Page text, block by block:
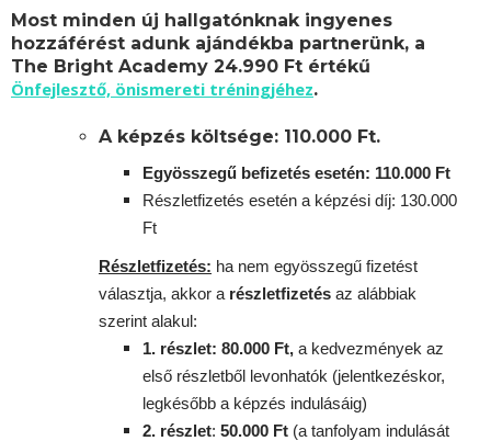
Most minden új hallgatónknak ingyenes
hozzáférést adunk ajándékba partnerünk, a
The Bright Academy 24.990 Ft értékű
Önfejlesztő, önismereti tréningjéhez.
A képzés költsége: 110.000 Ft.
Egyösszegű befizetés esetén: 110.000 Ft
Részletfizetés esetén a képzési díj: 130.000
Ft
Részletfizetés: ha nem egyösszegű fizetést
választja, akkor a részletfizetés az alábbiak
szerint alakul:
1. részlet: 80.000 Ft, a kedvezmények az
első részletből levonhatók (jelentkezéskor,
legkésőbb a képzés indulásáig)
2. részlet: 50.000 Ft (a tanfolyam indulását